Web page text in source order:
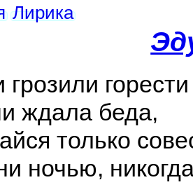
Лирика
грозили горести
ждала беда,
только
ночью,